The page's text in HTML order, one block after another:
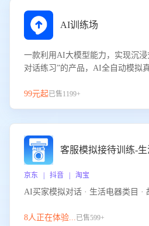
AI训练场
一款利用AI大模型能力，实现沉
对话练习”的产品，AI全自动模拟
服能力。
99元起已售1199+
客服模拟接待训练-
京东 | 抖音 | 淘宝
AI买家模拟对话 · 生活电器类目 ·
8人正在体验...已售599+